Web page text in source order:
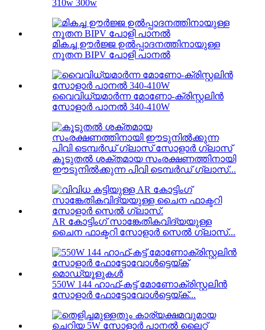
310w 300w
മികച്ച ഊർജ്ജ ഉൽപ്പാദനത്തിനായുള്ള
നൂതന BIPV പോളി പാനൽ
വൈവിധ്യമാർന്ന മോണോ-ക്രിസ്റ്റലിൻ
സോളാർ പാനൽ 340-410W
കൂടുതൽ ശക്തമായ സംരക്ഷണത്തിനായി
ഈടുനിൽക്കുന്ന പിവി ടെമ്പർഡ് ഗ്ലാസ്...
AR കോട്ടിംഗ് സാങ്കേതികവിദ്യയുള്ള
ചൈന ഫാക്ടറി സോളാർ സെൽ ഗ്ലാസ്...
550W 144 ഹാഫ്-കട്ട് മോണോക്രിസ്റ്റലിൻ
സോളാർ ഫോട്ടോവോൾട്ടെയ്ക്...